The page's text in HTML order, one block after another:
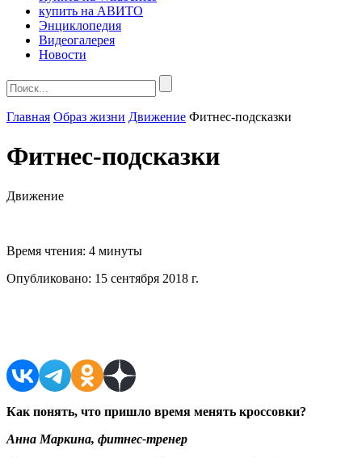
купить на АВИТО
Энциклопедия
Видеогалерея
Новости
Главная Образ жизни Движение Фитнес-подсказки
Фитнес-подсказки
Движение
Время чтения: 4 минуты
Опубликовано: 15 сентября 2018 г.
Как понять, что пришло время менять кроссовки?
Анна Маркина, фитнес-тренер